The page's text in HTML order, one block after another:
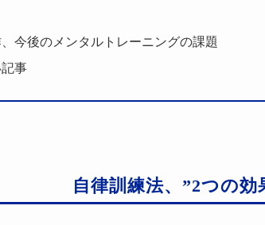
今後のメンタルトレーニングの課題
事
自律訓練法、”2つの効